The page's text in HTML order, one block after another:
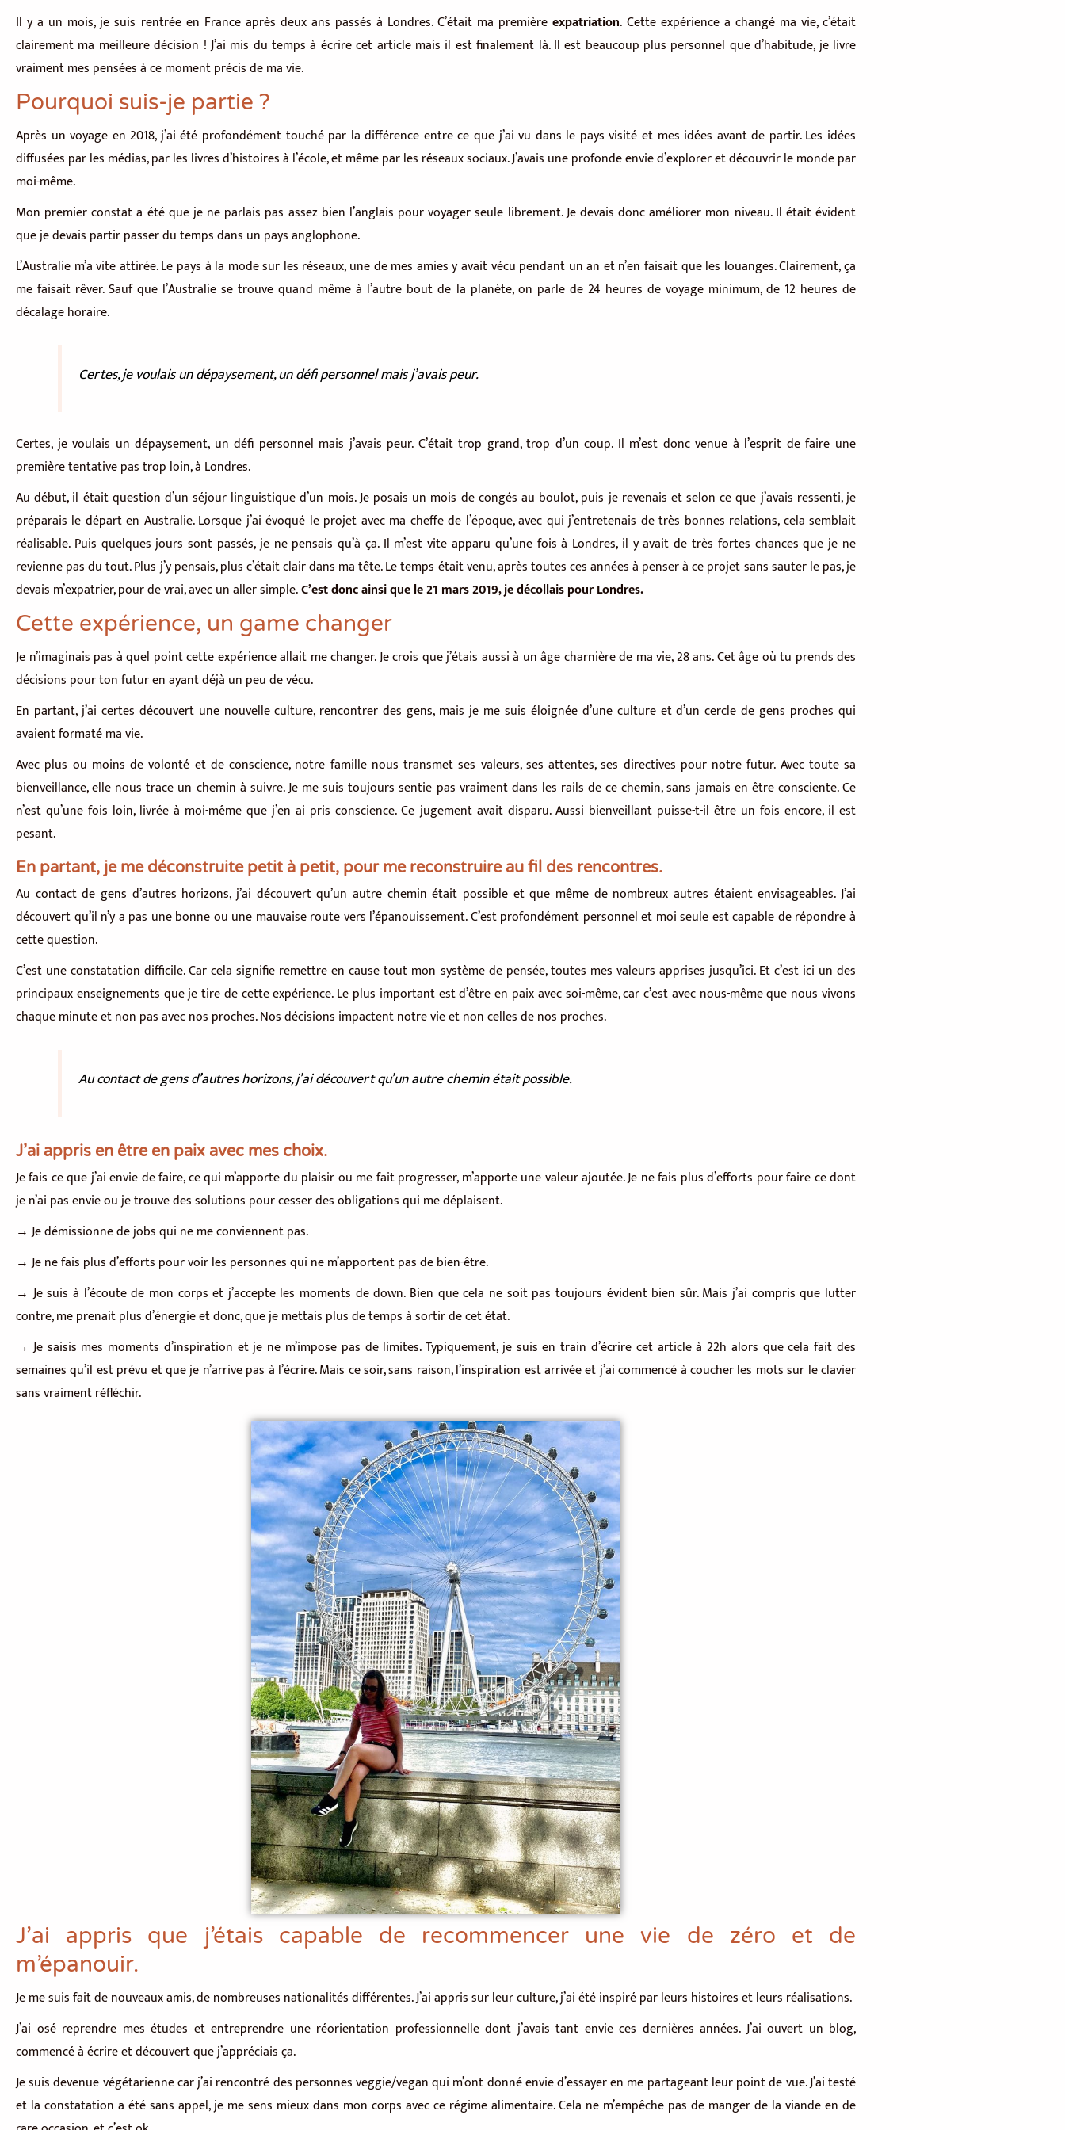
Il y a un mois, je suis rentrée en France après deux ans passés à Londres. C’était ma premièreexpatriation. Cette expérience a changé ma vie, c’était
clairement ma meilleure décision ! J’ai mis du temps à écrire cet article mais il est finalement là. Il est beaucoup plus personnel que d’habitude, je livre
vraiment mes pensées à ce moment précis de ma vie.
Pourquoi suis-je partie ?
Après un voyage en 2018, j’ai été profondément touché par la différence entre ce que j’ai vu dans le pays visité et mes idées avant de partir. Les idées
diffusées par les médias, par les livres d’histoires à l’école, et même par les réseaux sociaux. J’avais une profonde envie d’explorer et découvrir le monde par
moi-même.
Mon premier constat a été que je ne parlais pas assez bien l’anglais pour voyager seule librement. Je devais donc améliorer mon niveau. Il était évident
que je devais partir passer du temps dans un pays anglophone.
L’Australie m’a vite attirée. Le pays à la mode sur les réseaux, une de mes amies y avait vécu pendant un an et n’en faisait que les louanges. Clairement, ça
me faisait rêver. Sauf que l’Australie se trouve quand même à l’autre bout de la planète, on parle de 24 heures de voyage minimum, de 12 heures de
décalage horaire.
Certes, je voulais un dépaysement, un défi personnel mais j’avais peur.
Certes, je voulais un dépaysement, un défi personnel mais j’avais peur. C’était trop grand, trop d’un coup. Il m’est donc venue à l’esprit de faire une
première tentative pas trop loin, à Londres.
Au début, il était question d’un séjour linguistique d’un mois. Je posais un mois de congés au boulot, puis je revenais et selon ce que j’avais ressenti, je
préparais le départ en Australie. Lorsque j’ai évoqué le projet avec ma cheffe de l’époque, avec qui j’entretenais de très bonnes relations, cela semblait
réalisable. Puis quelques jours sont passés, je ne pensais qu’à ça. Il m’est vite apparu qu’une fois à Londres, il y avait de très fortes chances que je ne
revienne pas du tout. Plus j’y pensais, plus c’était clair dans ma tête. Le temps était venu, après toutes ces années à penser à ce projet sans sauter le pas, je
devais m’expatrier, pour de vrai, avec un aller simple.C’est donc ainsi que le 21 mars 2019, je décollais pour Londres.
Cette expérience, un game changer
Je n’imaginais pas à quel point cette expérience allait me changer. Je crois que j’étais aussi à un âge charnière de ma vie, 28 ans. Cet âge où tu prends des
décisions pour ton futur en ayant déjà un peu de vécu.
En partant, j’ai certes découvert une nouvelle culture, rencontrer des gens, mais je me suis éloignée d’une culture et d’un cercle de gens proches qui
avaient formaté ma vie.
Avec plus ou moins de volonté et de conscience, notre famille nous transmet ses valeurs, ses attentes, ses directives pour notre futur. Avec toute sa
bienveillance, elle nous trace un chemin à suivre. Je me suis toujours sentie pas vraiment dans les rails de ce chemin, sans jamais en être consciente. Ce
n’est qu’une fois loin, livrée à moi-même que j’en ai pris conscience. Ce jugement avait disparu. Aussi bienveillant puisse-t-il être un fois encore, il est
pesant.
En partant, je me déconstruite petit à petit, pour me reconstruire au fil des rencontres.
Au contact de gens d’autres horizons, j’ai découvert qu’un autre chemin était possible et que même de nombreux autres étaient envisageables. J’ai
découvert qu’il n’y a pas une bonne ou une mauvaise route vers l’épanouissement. C’est profondément personnel et moi seule est capable de répondre à
cette question.
C’est une constatation difficile. Car cela signifie remettre en cause tout mon système de pensée, toutes mes valeurs apprises jusqu’ici. Et c’est ici un des
principaux enseignements que je tire de cette expérience. Le plus important est d’être en paix avec soi-même, car c’est avec nous-même que nous vivons
chaque minute et non pas avec nos proches. Nos décisions impactent notre vie et non celles de nos proches.
Au contact de gens d’autres horizons, j’ai découvert qu’un autre chemin était possible.
J’ai appris en être en paix avec mes choix.
Je fais ce que j’ai envie de faire, ce qui m’apporte du plaisir ou me fait progresser, m’apporte une valeur ajoutée. Je ne fais plus d’efforts pour faire ce dont
je n’ai pas envie ou je trouve des solutions pour cesser des obligations qui me déplaisent.
→ Je démissionne de jobs qui ne me conviennent pas.
→ Je ne fais plus d’efforts pour voir les personnes qui ne m’apportent pas de bien-être.
→ Je suis à l’écoute de mon corps et j’accepte les moments de down. Bien que cela ne soit pas toujours évident bien sûr. Mais j’ai compris que lutter
contre, me prenait plus d’énergie et donc, que je mettais plus de temps à sortir de cet état.
→ Je saisis mes moments d’inspiration et je ne m’impose pas de limites. Typiquement, je suis en train d’écrire cet article à 22h alors que cela fait des
semaines qu’il est prévu et que je n’arrive pas à l’écrire. Mais ce soir, sans raison, l’inspiration est arrivée et j’ai commencé à coucher les mots sur le clavier
sans vraiment réfléchir.
J’ai appris que j’étais capable de recommencer une vie de zéro et de
m’épanouir.
Je me suis fait de nouveaux amis, de nombreuses nationalités différentes. J’ai appris sur leur culture, j’ai été inspiré par leurs histoires et leurs réalisations.
J’ai osé reprendre mes études et entreprendre une réorientation professionnelle dont j’avais tant envie ces dernières années. J’ai ouvert un blog,
commencé à écrire et découvert que j’appréciais ça.
Je suis devenue végétarienne car j’ai rencontré des personnes veggie/vegan qui m’ont donné envie d’essayer en me partageant leur point de vue. J’ai testé
et la constatation a été sans appel, je me sens mieux dans mon corps avec ce régime alimentaire. Cela ne m’empêche pas de manger de la viande en de